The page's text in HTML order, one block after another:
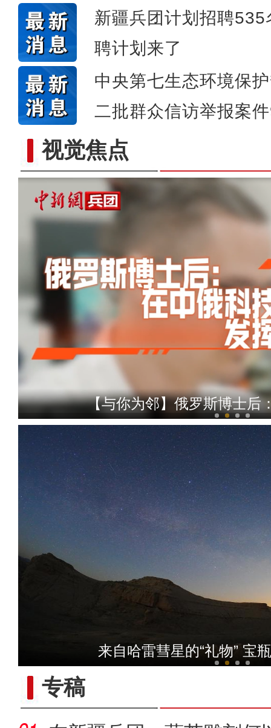
新疆兵团计划招聘
聘计划来了
中央第七生态环境保
二批群众信访举报案
视觉焦点以“阅读+文旅+非遗+农技”
【与你为邻】俄罗斯博士后
【与你为邻】新疆水
来自哈雷彗星的“礼物” 宝
专稿